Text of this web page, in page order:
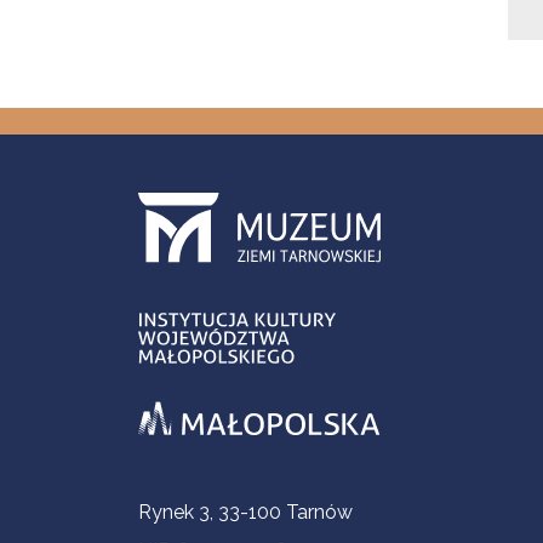
Informacje kontaktowe
Rynek 3, 33-100 Tarnów